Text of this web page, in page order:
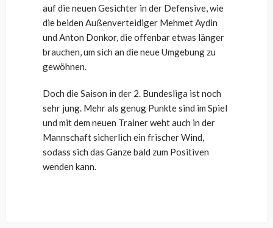
auf die neuen Gesichter in der Defensive, wie
die beiden Außenverteidiger Mehmet Aydin
und Anton Donkor, die offenbar etwas länger
brauchen, um sich an die neue Umgebung zu
gewöhnen.
Doch die Saison in der 2. Bundesliga ist noch
sehr jung. Mehr als genug Punkte sind im Spiel
und mit dem neuen Trainer weht auch in der
Mannschaft sicherlich ein frischer Wind,
sodass sich das Ganze bald zum Positiven
wenden kann.